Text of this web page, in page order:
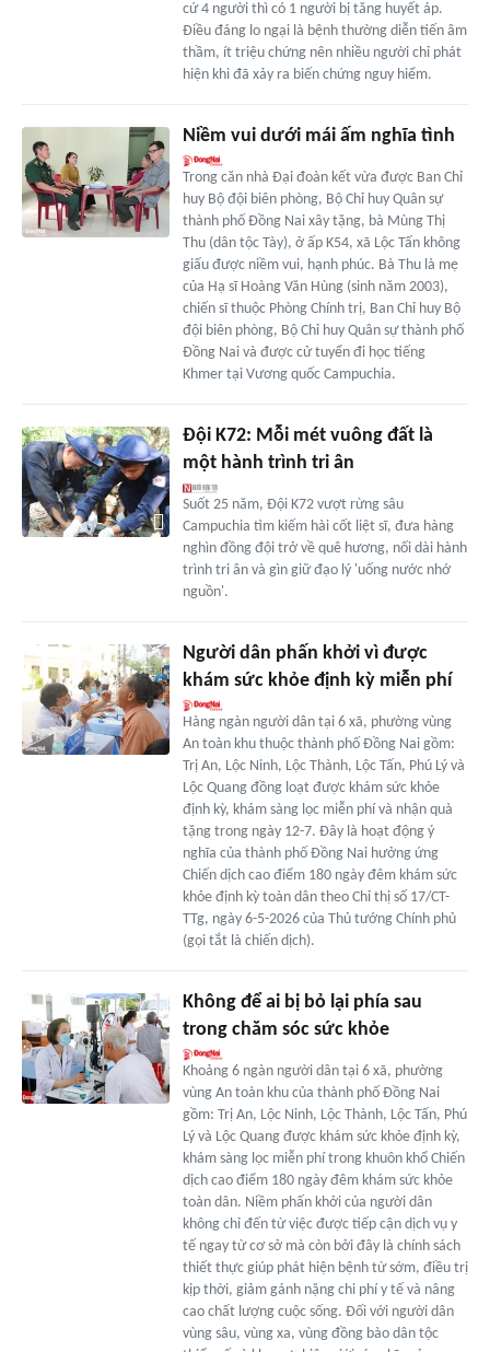
cứ 4 người thì có 1 người bị tăng huyết áp.
Điều đáng lo ngại là bệnh thường diễn tiến âm
thầm, ít triệu chứng nên nhiều người chỉ phát
hiện khi đã xảy ra biến chứng nguy hiểm.
Niềm vui dưới mái ấm nghĩa tình
Trong căn nhà Đại đoàn kết vừa được Ban Chỉ
huy Bộ đội biên phòng, Bộ Chỉ huy Quân sự
thành phố Đồng Nai xây tặng, bà Mùng Thị
Thu (dân tộc Tày), ở ấp K54, xã Lộc Tấn không
giấu được niềm vui, hạnh phúc. Bà Thu là mẹ
của Hạ sĩ Hoàng Văn Hùng (sinh năm 2003),
chiến sĩ thuộc Phòng Chính trị, Ban Chỉ huy Bộ
đội biên phòng, Bộ Chỉ huy Quân sự thành phố
Đồng Nai và được cử tuyển đi học tiếng
Khmer tại Vương quốc Campuchia.
Đội K72: Mỗi mét vuông đất là
một hành trình tri ân
Suốt 25 năm, Đội K72 vượt rừng sâu
Campuchia tìm kiếm hài cốt liệt sĩ, đưa hàng
nghìn đồng đội trở về quê hương, nối dài hành
trình tri ân và gìn giữ đạo lý 'uống nước nhớ
nguồn'.
Người dân phấn khởi vì được
khám sức khỏe định kỳ miễn phí
Hàng ngàn người dân tại 6 xã, phường vùng
An toàn khu thuộc thành phố Đồng Nai gồm:
Trị An, Lộc Ninh, Lộc Thành, Lộc Tấn, Phú Lý và
Lộc Quang đồng loạt được khám sức khỏe
định kỳ, khám sàng lọc miễn phí và nhận quà
tặng trong ngày 12-7. Đây là hoạt động ý
nghĩa của thành phố Đồng Nai hưởng ứng
Chiến dịch cao điểm 180 ngày đêm khám sức
khỏe định kỳ toàn dân theo Chỉ thị số 17/CT-
TTg, ngày 6-5-2026 của Thủ tướng Chính phủ
(gọi tắt là chiến dịch).
Không để ai bị bỏ lại phía sau
trong chăm sóc sức khỏe
Khoảng 6 ngàn người dân tại 6 xã, phường
vùng An toàn khu của thành phố Đồng Nai
gồm: Trị An, Lộc Ninh, Lộc Thành, Lộc Tấn, Phú
Lý và Lộc Quang được khám sức khỏe định kỳ,
khám sàng lọc miễn phí trong khuôn khổ Chiến
dịch cao điểm 180 ngày đêm khám sức khỏe
toàn dân. Niềm phấn khởi của người dân
không chỉ đến từ việc được tiếp cận dịch vụ y
tế ngay từ cơ sở mà còn bởi đây là chính sách
thiết thực giúp phát hiện bệnh từ sớm, điều trị
kịp thời, giảm gánh nặng chi phí y tế và nâng
cao chất lượng cuộc sống. Đối với người dân
vùng sâu, vùng xa, vùng đồng bào dân tộc